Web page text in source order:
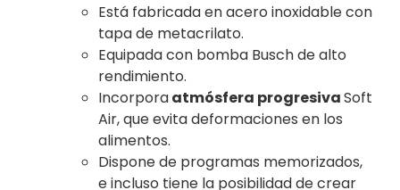
Está fabricada en acero inoxidable con
tapa de metacrilato.
Equipada con bomba Busch de alto
rendimiento.
Incorporaatmósfera progresivaSoft
Air, que evita deformaciones en los
alimentos.
Dispone de programas memorizados,
e incluso tiene la posibilidad de crear